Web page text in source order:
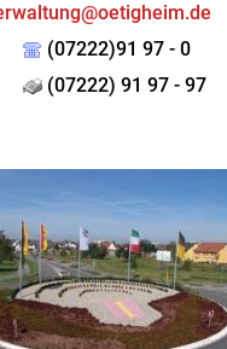
(07222)91 97 - 0
(07222) 91 97 - 97